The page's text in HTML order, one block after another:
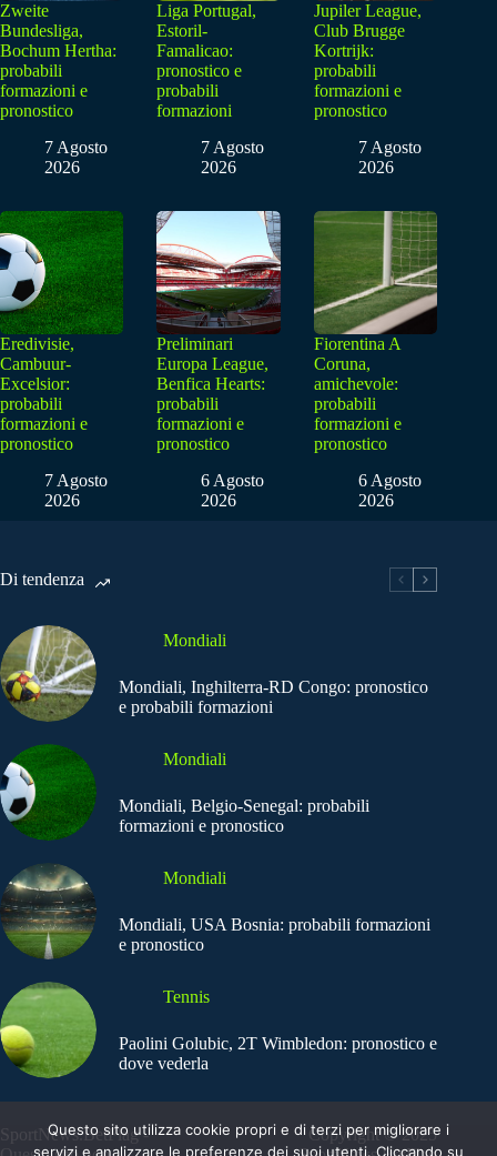
Zweite
Bundesliga,
Bochum Hertha:
probabili
formazioni e
pronostico
7 Agosto
2026
Liga Portugal,
Estoril-
Famalicao:
pronostico e
probabili
formazioni
7 Agosto
2026
Jupiler League,
Club Brugge
Kortrijk:
probabili
formazioni e
pronostico
7 Agosto
2026
Eredivisie,
Cambuur-
Excelsior:
probabili
formazioni e
pronostico
7 Agosto
2026
Preliminari
Europa League,
Benfica Hearts:
probabili
formazioni e
pronostico
6 Agosto
2026
Fiorentina A
Coruna,
amichevole:
probabili
formazioni e
pronostico
6 Agosto
2026
Di tendenza
Mondiali
Mondiali, Inghilterra-RD Congo: pronostico
e probabili formazioni
Mondiali
Mondiali, Belgio-Senegal: probabili
formazioni e pronostico
Mondiali
Mondiali, USA Bosnia: probabili formazioni
e pronostico
Tennis
Paolini Golubic, 2T Wimbledon: pronostico e
dove vederla
SportNews.BetFlag -
Copyright © 2025
Questo sito utilizza cookie propri e di terzi per migliorare i
servizi e analizzare le preferenze dei suoi utenti. Cliccando su